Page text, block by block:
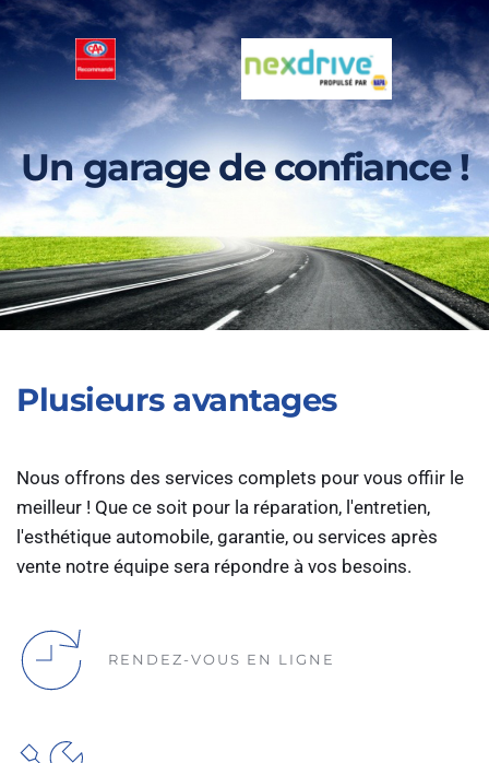
Un garage de confiance !
Plusieurs avantages
Nous offrons des services complets pour vous offiir le
meilleur ! Que ce soit pour la réparation, l'entretien,
l'esthétique automobile, garantie, ou services après
vente notre équipe sera répondre à vos besoins.
RENDEZ-VOUS EN LIGNE